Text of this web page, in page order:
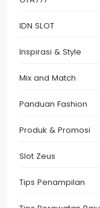
IDN SLOT
Inspirasi & Style
Mix and Match
Panduan Fashion
Produk & Promosi
Slot Zeus
Tips Penampilan